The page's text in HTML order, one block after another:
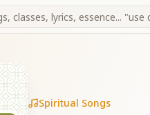
Spiritual Songs